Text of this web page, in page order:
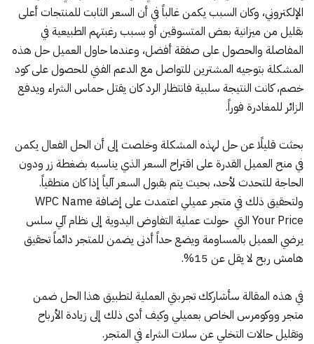
الإلكتروني، وكان السبب يكمن غالباً في أن السعر الثابت للمنتجات أعلى
بقليل من ميزانية بعض المتسوقين أو بسبب رغبتهم الطبيعية في
المفاصلة والحصول على صفقة أفضل، وعندما حاول العميل حل هذه
المشكلة بتوجيه المشترين للتواصل مع الدعم الفني للحصول على كود
خصم، كانت النتيجة سلبية فانتظار الرد كان يقتل حماس الشراء ويدفع
الزائر للمغادرة فوراً.
بحثت قليلًا عن حل لهذه المشكلة وخلصت إلى أن الحل الفعال يكمن
في منح العميل القدرة على اقتراح السعر الذي يناسبه بضغطة زر ودون
الحاجة للتحدث لأحد، بحيث يتم بقبول السعر آلياً إذا كان منطقياً.
ولتحقيق ذلك في متجر عميلي اعتمدت على إضافة WPC Name
Your Price التي حولت عملية التفاوض اليدوية إلى نظام آلي سلس
يرضي العميل بالمساومة ويضع حداً أدنى يضمن للمتجر دائماً تحقيق
هامش ربح لا يقل عن 15%.
في هذه المقالة سأشاركك تجربتي العملية لتطبيق هذا الحل ضمن
متجر ووكومرس الخاص بعميلي وكيف أدى ذلك إلى زيادة الأرباح
وتقليل حالات التخلي عن سلات الشراء في المتجر.